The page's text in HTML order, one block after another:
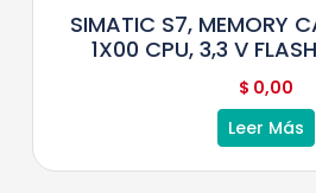
SIMATIC S7, MEMORY
1X00 CPU, 3,3 V
$ 0,00
Leer Más